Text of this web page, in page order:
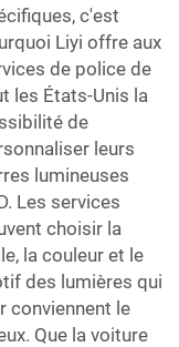
c'est
Liyi offre aux
de police de
les États-Unis la
de
leurs
lumineuses
Les services
choisir la
la couleur et le
des lumières qui
conviennent le
Que la voiture